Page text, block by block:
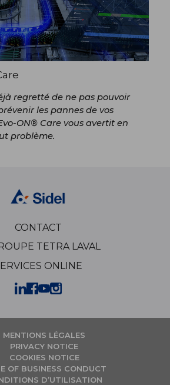
regretté de ne pas pouvoir
les pannes de vos
ON® Care vous avertit en
problème.
CONTACT
TETRA LAVAL
ONLINE
MENTIONS LÉGALES
PRIVACY NOTICE
COOKIES NOTICE
OF BUSINESS CONDUCT
D’UTILISATION